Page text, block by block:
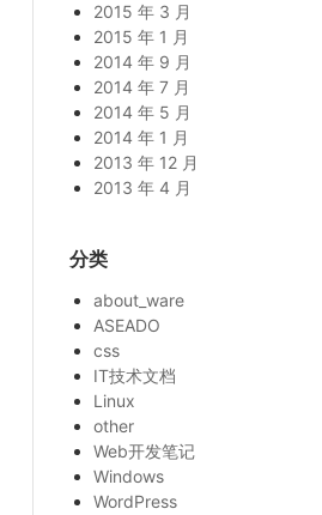
2015 年 3 月
2015 年 1 月
2014 年 9 月
2014 年 7 月
2014 年 5 月
2014 年 1 月
2013 年 12 月
2013 年 4 月
分类
about_ware
ASEADO
css
IT技术文档
Linux
other
Web开发笔记
Windows
WordPress